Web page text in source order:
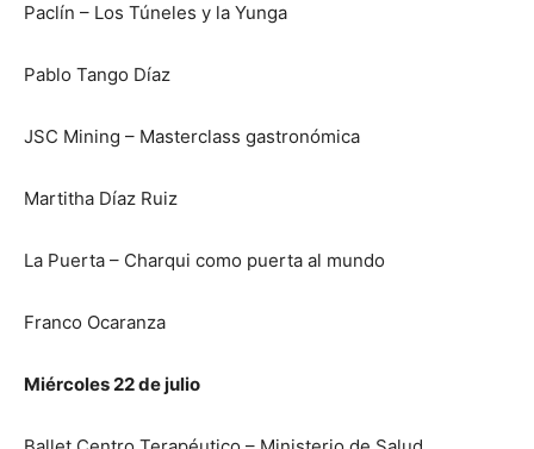
Paclín – Los Túneles y la Yunga
Pablo Tango Díaz
JSC Mining – Masterclass gastronómica
Martitha Díaz Ruiz
La Puerta – Charqui como puerta al mundo
Franco Ocaranza
Miércoles 22 de julio